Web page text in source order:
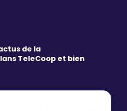
de la
TeleCoop et bien